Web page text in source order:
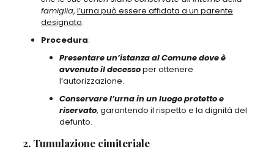
famiglia, l’urna può essere affidata a un parente
designato.
Procedura:
Presentare un’istanza al Comune dove è
avvenuto il decessoper ottenere
l’autorizzazione.
Conservare l’urna in un luogo protetto e
riservato, garantendo il rispetto e la dignità del
defunto.
2. Tumulazione cimiteriale